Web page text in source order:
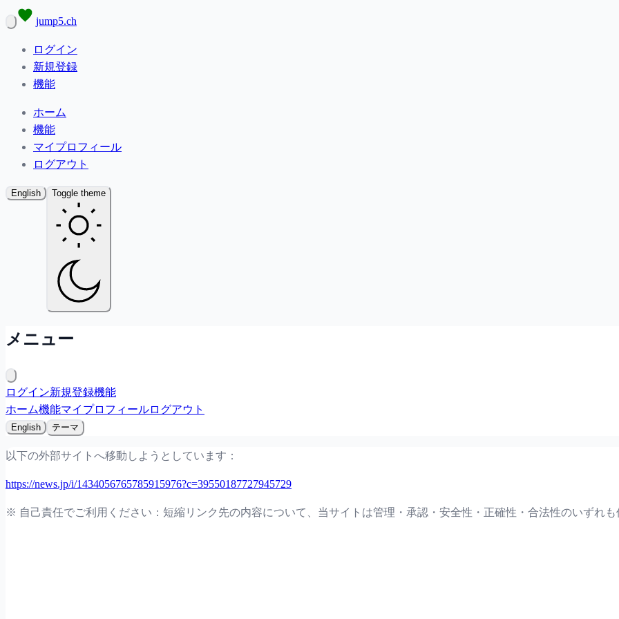
jump5.ch
ログイン
新規登録
機能
ホーム
機能
マイプロフィール
ログアウト
English Toggle theme
メニュー
ログイン新規登録機能
ホーム機能マイプロフィールログアウト
English テーマ
以下の外部サイトへ移動しようとしています：
https://news.jp/i/1434056765785915976?c=39550187727945729
※ 自己責任でご利用ください：短縮リンク先の内容について、当サイトは管理・承認・安全性・正確性・合法性のいずれも